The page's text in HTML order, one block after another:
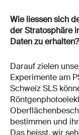
Wie liessen sich
der Stratosphäre
Daten zu erhalten?
Darauf zielen
Experimente am
Schweiz SLS
bestimmen und